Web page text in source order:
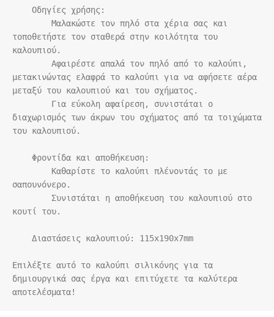
τοποθετήστε τον σταθερά στην κοιλότητα του
καλουπιού.
μετακινώντας ελαφρά το καλούπι για να αφήσετε αέρα
μεταξύ του καλουπιού και του σχήματος.
διαχωρισμός των άκρων του σχήματος από τα τοιχώματα
του καλουπιού.
σαπουνόνερο.
κουτί του.
Επιλέξτε αυτό το καλούπι σιλικόνης για τα
δημιουργικά σας έργα και επιτύχετε τα καλύτερα
αποτελέσματα!